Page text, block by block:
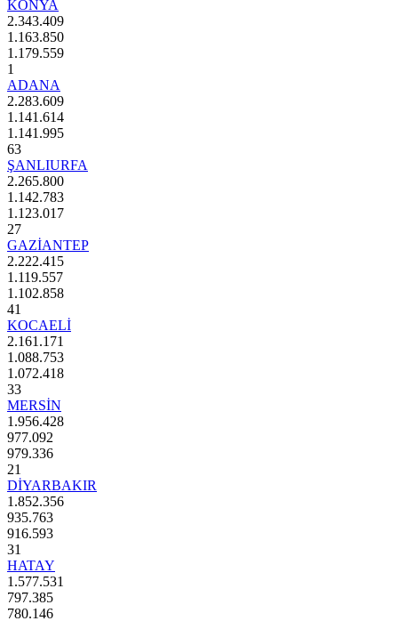
KONYA
2.343.409
1.163.850
1.179.559
1
ADANA
2.283.609
1.141.614
1.141.995
63
ŞANLIURFA
2.265.800
1.142.783
1.123.017
27
GAZİANTEP
2.222.415
1.119.557
1.102.858
41
KOCAELİ
2.161.171
1.088.753
1.072.418
33
MERSİN
1.956.428
977.092
979.336
21
DİYARBAKIR
1.852.356
935.763
916.593
31
HATAY
1.577.531
797.385
780.146